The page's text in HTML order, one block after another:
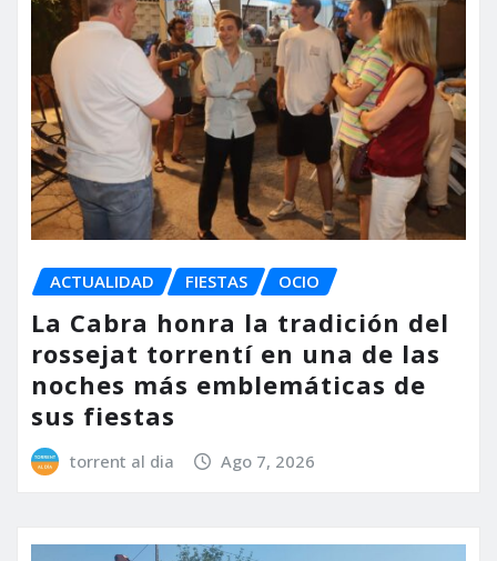
ACTUALIDAD FIESTAS OCIO
La Cabra honra la tradición del
rossejat torrentí en una de las
noches más emblemáticas de
sus fiestas
torrent al dia Ago 7, 2026